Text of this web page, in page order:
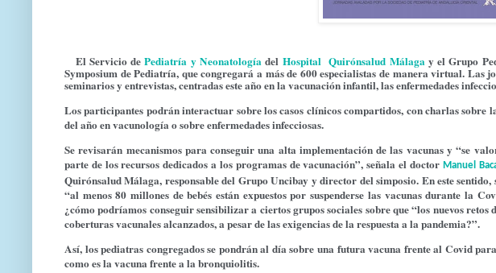
El Servicio dePediatría y Neonatología del Hospital Quirónsalud Málagay el Grupo
Symposium de Pediatría, que congregará a más de 600 especialistas de manera virtual. Las
seminarios y entrevistas, centradas este año en la vacunación infantil, las enfermedades
Los participantes podrán interactuar sobre los casos clínicos compartidos, con charlas
del año en vacunología o sobre enfermedades infecciosas.
Se revisarán mecanismos para conseguir una alta implementación de las vacunas y “se
parte de los recursos dedicados a los programas de vacunación”, señala el doctor Manuel
Quirónsalud Málaga, responsable del Grupo Uncibay y director del simposio. En este
“al menos 80 millones de bebés están expuestos por suspenderse las vacunas durante la
¿cómo podríamos conseguir sensibilizar a ciertos grupos sociales sobre que “los nuevos retos
coberturas vacunales alcanzados, a pesar de las exigencias de la respuesta a la pandemia?”.
Así, los pediatras congregados se pondrán al día sobre una futura vacuna frente al Covid
como es la vacuna frente a la bronquiolitis.